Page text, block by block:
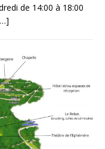
de 14:00 à 18:00